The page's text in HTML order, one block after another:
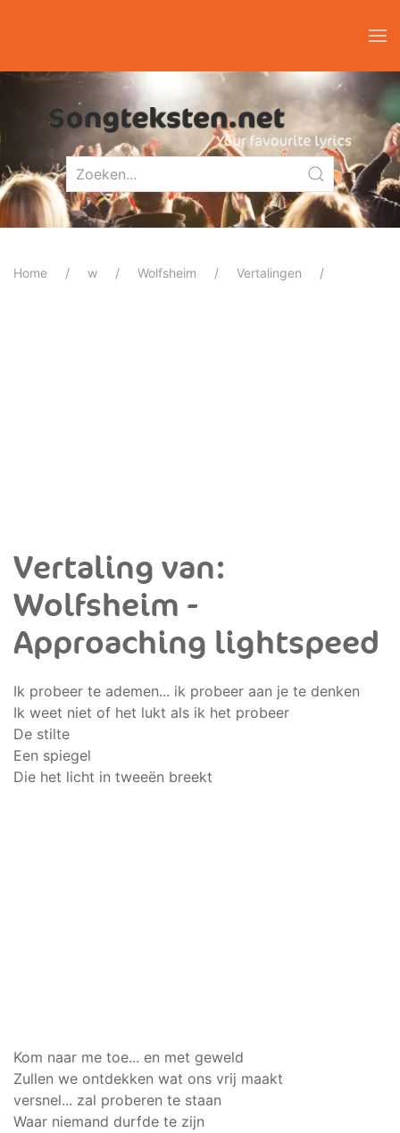
Home w Wolfsheim Vertalingen
Vertaling van:
Wolfsheim -
Approaching lightspeed
Ik probeer te ademen... ik probeer aan je te denken
Ik weet niet of het lukt als ik het probeer
De stilte
Een spiegel
Die het licht in tweeën breekt
Kom naar me toe... en met geweld
Zullen we ontdekken wat ons vrij maakt
versnel... zal proberen te staan
Waar niemand durfde te zijn